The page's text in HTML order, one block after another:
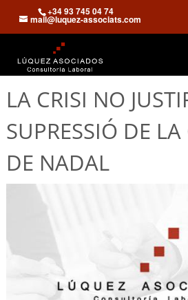
+34 93 745 04 74
mail@luquez-associats.com
LA CRISI NO
SUPRESSIÓ DE
DE NADAL